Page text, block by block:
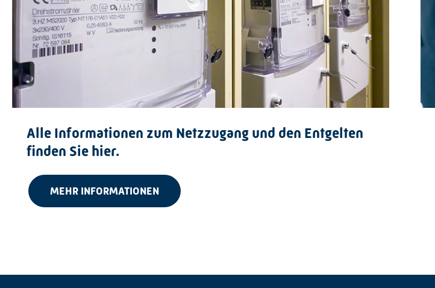
Alle Informationen zum Netzzugang und den Entgelten
finden Sie hier.
MEHR INFORMATIONEN